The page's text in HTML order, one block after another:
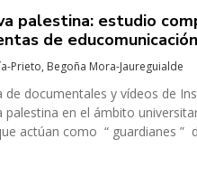
palestina: estudio
de
Prieto, Begoña Mora-Jaureguialde
palestina en el ámbito
el estudio examina cómo las